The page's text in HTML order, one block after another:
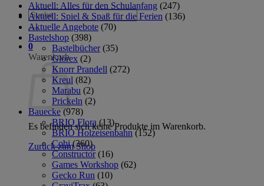
Suche
nach:
0
Warenkorb
Es befinden sich keine Produkte im Warenkorb.
Zurück zum Shop
Aktuell: Alles für den Schulanfang (247)
Aktuell: Spiel & Spaß für die Ferien (136)
Aktuelle Angebote (70)
Bastelshop (398)
Bastelbücher (35)
Glorex (2)
Knorr Prandell (272)
Kreul (82)
Marabu (2)
Prickeln (2)
Bauecke (978)
BRIO Flora (13)
BRIO Holzeisenbahn (152)
Cobi (360)
Constructor (16)
Games Workshop (62)
Gecko Run (10)